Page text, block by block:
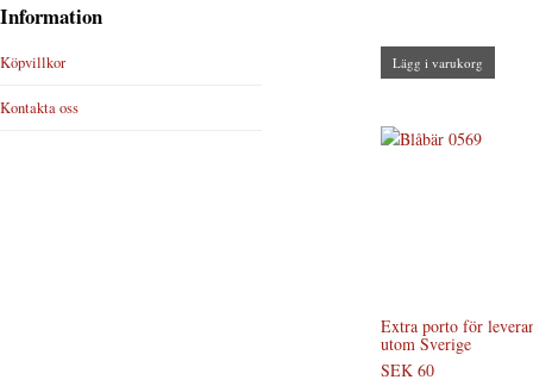
Lägg i varukorg
Extra porto för
utom Sverige
SEK 60
Information
Köpvillkor
Kontakta oss